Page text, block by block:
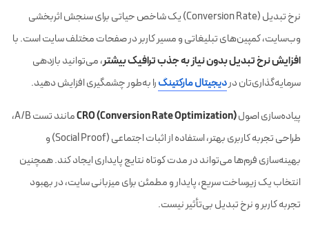
نرخ تبدیل (Conversion Rate) یک شاخص حیاتی برای سنجش اثربخشی
وب‌سایت، کمپین‌های تبلیغاتی و مسیر کاربر در صفحات مختلف سایت است. با
افزایش نرخ تبدیل بدون نیاز به جذب ترافیک بیشتر، می‌توانید بازدهی
سرمایه‌گذاری‌تان دردیجیتال مارکتینگرا به‌طور چشمگیری افزایش دهید.
پیاده‌سازی اصولCRO (Conversion Rate Optimization)
مانند تست A/B،
طراحی تجربه کاربری بهتر، استفاده از اثبات اجتماعی (Social Proof) و
بهینه‌سازی فرم‌ها می‌تواند در مدت کوتاه نتایج پایداری ایجاد کند. همچنین
انتخاب یک زیرساخت سریع، پایدار و مطمئن برای میزبانی سایت، در بهبود
تجربه کاربر و نرخ تبدیل بی‌تأثیر نیست.